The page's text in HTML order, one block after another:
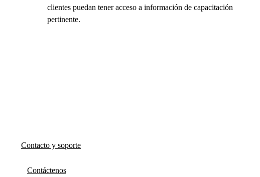
clientes puedan tener acceso a información de capacitación
pertinente.
Contacto y soporte
Contáctenos